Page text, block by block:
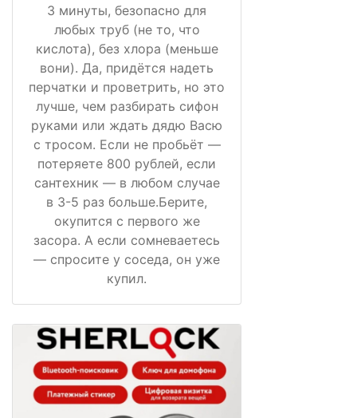
3 минуты, безопасно для
любых труб (не то, что
кислота), без хлора (меньше
вони). Да, придётся надеть
перчатки и проветрить, но это
лучше, чем разбирать сифон
руками или ждать дядю Васю
с тросом. Если не пробьёт —
потеряете 800 рублей, если
сантехник — в любом случае
в 3-5 раз больше.Берите,
окупится с первого же
засора. А если сомневаетесь
— спросите у соседа, он уже
купил.